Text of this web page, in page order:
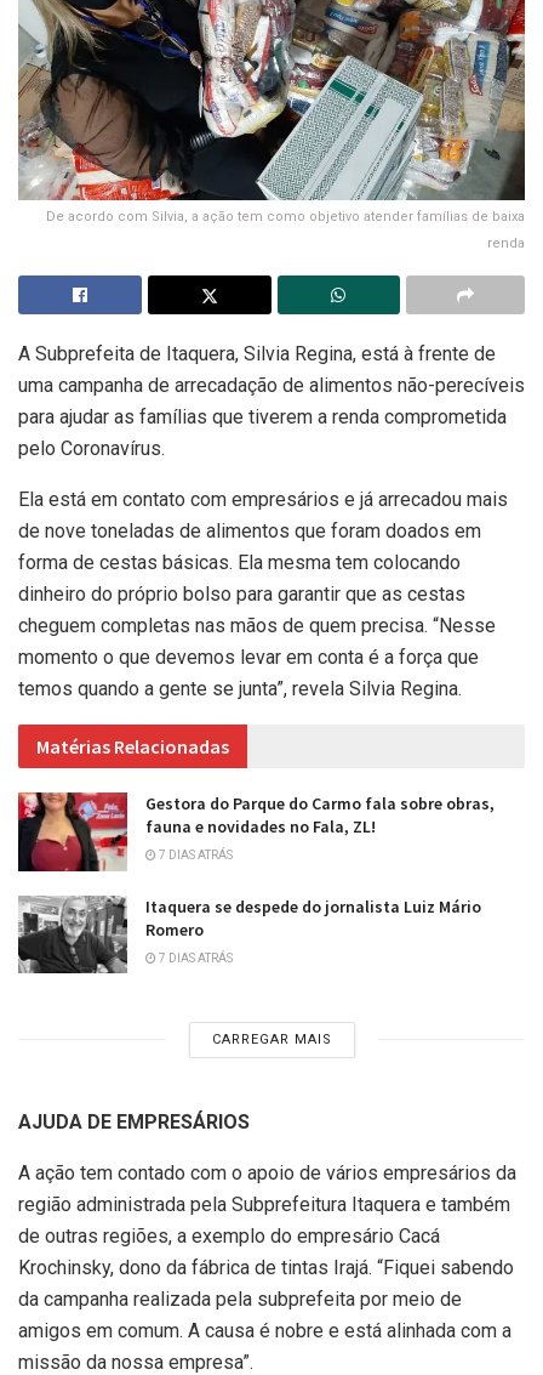
De acordo com Silvia, a ação tem como objetivo atender famílias de baixa
renda
A Subprefeita de Itaquera, Silvia Regina, está à frente de
uma campanha de arrecadação de alimentos não-perecíveis
para ajudar as famílias que tiverem a renda comprometida
pelo Coronavírus.
Ela está em contato com empresários e já arrecadou mais
de nove toneladas de alimentos que foram doados em
forma de cestas básicas. Ela mesma tem colocando
dinheiro do próprio bolso para garantir que as cestas
cheguem completas nas mãos de quem precisa. “Nesse
momento o que devemos levar em conta é a força que
temos quando a gente se junta”, revela Silvia Regina.
Matérias Relacionadas
Gestora do Parque do Carmo fala sobre obras,
fauna e novidades no Fala, ZL!
7 DIAS ATRÁS
Itaquera se despede do jornalista Luiz Mário
Romero
7 DIAS ATRÁS
CARREGAR MAIS
AJUDA DE EMPRESÁRIOS
A ação tem contado com o apoio de vários empresários da
região administrada pela Subprefeitura Itaquera e também
de outras regiões, a exemplo do empresário Cacá
Krochinsky, dono da fábrica de tintas Irajá. “Fiquei sabendo
da campanha realizada pela subprefeita por meio de
amigos em comum. A causa é nobre e está alinhada com a
missão da nossa empresa”.